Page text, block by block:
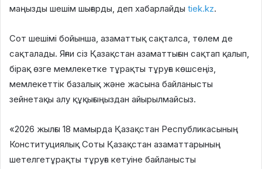
маңызды шешім шығарды, деп хабарлайды tiek.kz.
Сот шешімі бойынша, азаматтық сақталса, төлем де
сақталады. Яғни сіз Қазақстан азаматтығын сақтап қалып,
бірақ өзге мемлекетке тұрақты тұруға көшсеңіз,
мемлекеттік базалық және жасына байланысты
зейнетақы алу құқығыңыздан айырылмайсыз.
«2026 жылғы 18 мамырда Қазақстан Республикасының
Конституциялық Соты Қазақстан азаматтарының
шетелгетұрақты тұруға кетуіне байланысты